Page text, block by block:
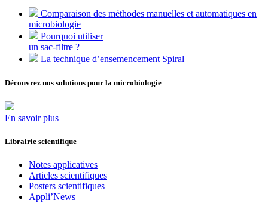
Comparaison des méthodes manuelles et automatiques en
microbiologie
Pourquoi utiliser
un sac-filtre ?
La technique d’ensemencement Spiral
Découvrez nos solutions pour la microbiologie
En savoir plus
Librairie scientifique
Notes applicatives
Articles scientifiques
Posters scientifiques
Appli’News